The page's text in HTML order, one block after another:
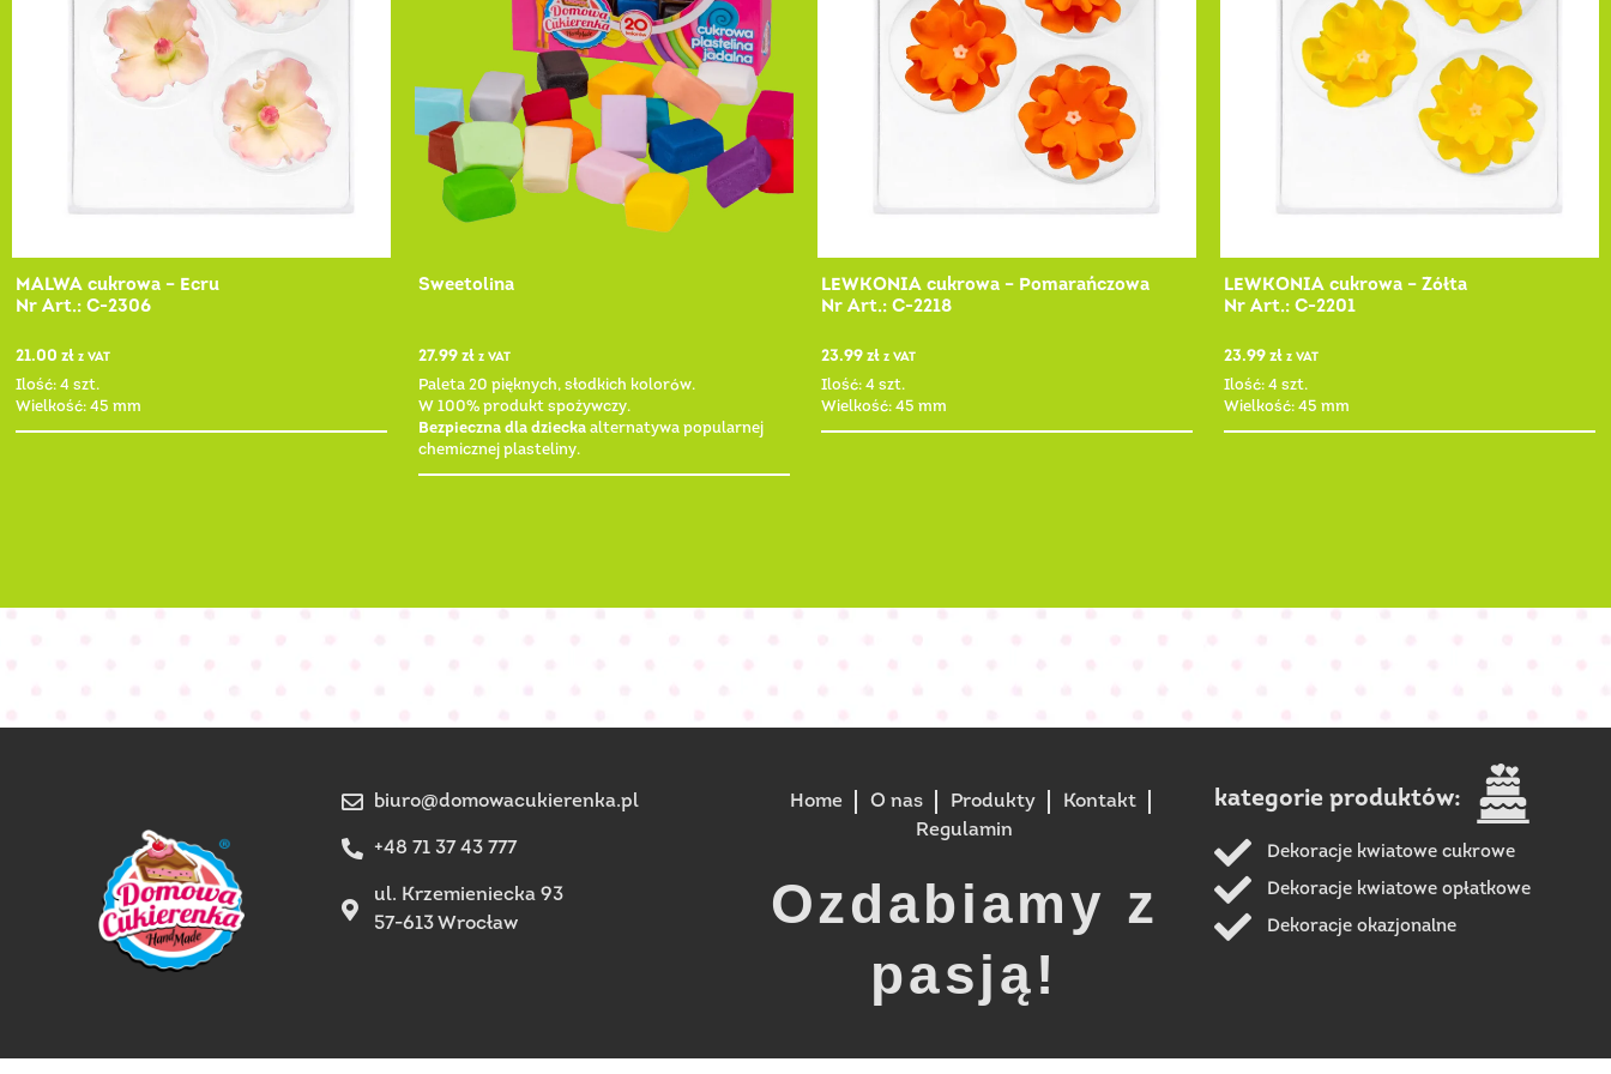
MALWA cukrowa – Ecru
Nr Art.: C-2306
21.00 zł z VAT
Ilość: 4 szt.
Wielkość: 45 mm
Sweetolina
27.99 zł z VAT
Paleta 20 pięknych, słodkich kolorów.
W 100% produkt spożywczy.
Bezpieczna dla dziecka alternatywa popularnej
chemicznej plasteliny.
LEWKONIA cukrowa – Pomarańczowa
Nr Art.: C-2218
23.99 zł z VAT
Ilość: 4 szt.
Wielkość: 45 mm
LEWKONIA cukrowa – Żółta
Nr Art.: C-2201
23.99 zł z VAT
Ilość: 4 szt.
Wielkość: 45 mm
biuro@domowacukierenka.pl
+48 71 37 43 777
ul. Krzemieniecka 93
57-613 Wrocław
Home O nas Produkty
Kontakt
Regulamin
Ozdabiamy z
pasją!
kategorie produktów:
Dekoracje kwiatowe cukrowe
Dekoracje kwiatowe opłatkowe
Dekoracje okazjonalne